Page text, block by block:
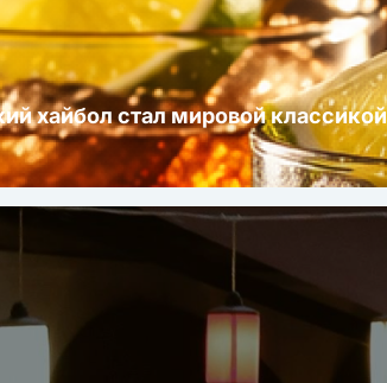
хайбол стал мировой классикой